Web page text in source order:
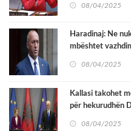
08/04/2025
Haradinaj: Ne
mbështet
08/04/2025
Kallasi takohet
për hekurudhën
08/04/2025